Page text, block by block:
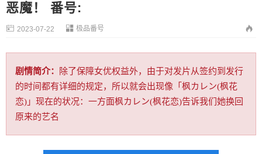
恶魔！ 番号:
 2023-07-22  极品番号 
剧情简介：
除了保障女优权益外，由于对发片从签约到发行
的时间都有详细的规定，所以就会出现像「枫カレン(枫花
恋)」现在的状况：一方面枫カレン(枫花恋)告诉我们她换回
原来的艺名